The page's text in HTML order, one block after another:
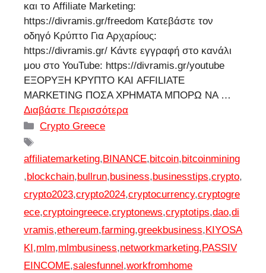
και το Affiliate Marketing:
https://divramis.gr/freedom Κατεβάστε τον
οδηγό Κρύπτο Για Αρχαρίους:
https://divramis.gr/ Κάντε εγγραφή στο κανάλι
μου στο YouTube: https://divramis.gr/youtube
ΕΞΟΡΥΞΗ ΚΡΥΠΤΟ ΚΑΙ AFFILIATE
MARKETING ΠΟΣΑ ΧΡΗΜΑΤΑ ΜΠΟΡΩ ΝΑ …
Διαβάστε Περισσότερα
Κατηγορίες
Crypto Greece
affiliatemarketing, BINANCE,bitcoin,bitcoinmining
,blockchain,bullrun,business,businesstips,crypto,
crypto2023,crypto2024,cryptocurrency,cryptogre
ece,cryptoingreece,cryptonews,cryptotips,dao,di
vramis,ethereum,farming,greekbusiness, KIYOSA
KI ,mlm,mlmbusiness,networkmarketing, PASSIV
EINCOME,salesfunnel ,workfromhome